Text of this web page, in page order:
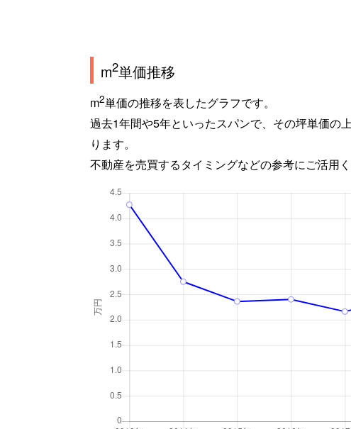
m2単価推移
m2単価の推移を表したグラフです。
過去1年間や5年といったスパンで、その坪単価の
ります。
不動産を売買するタイミングなどの参考にご活用く